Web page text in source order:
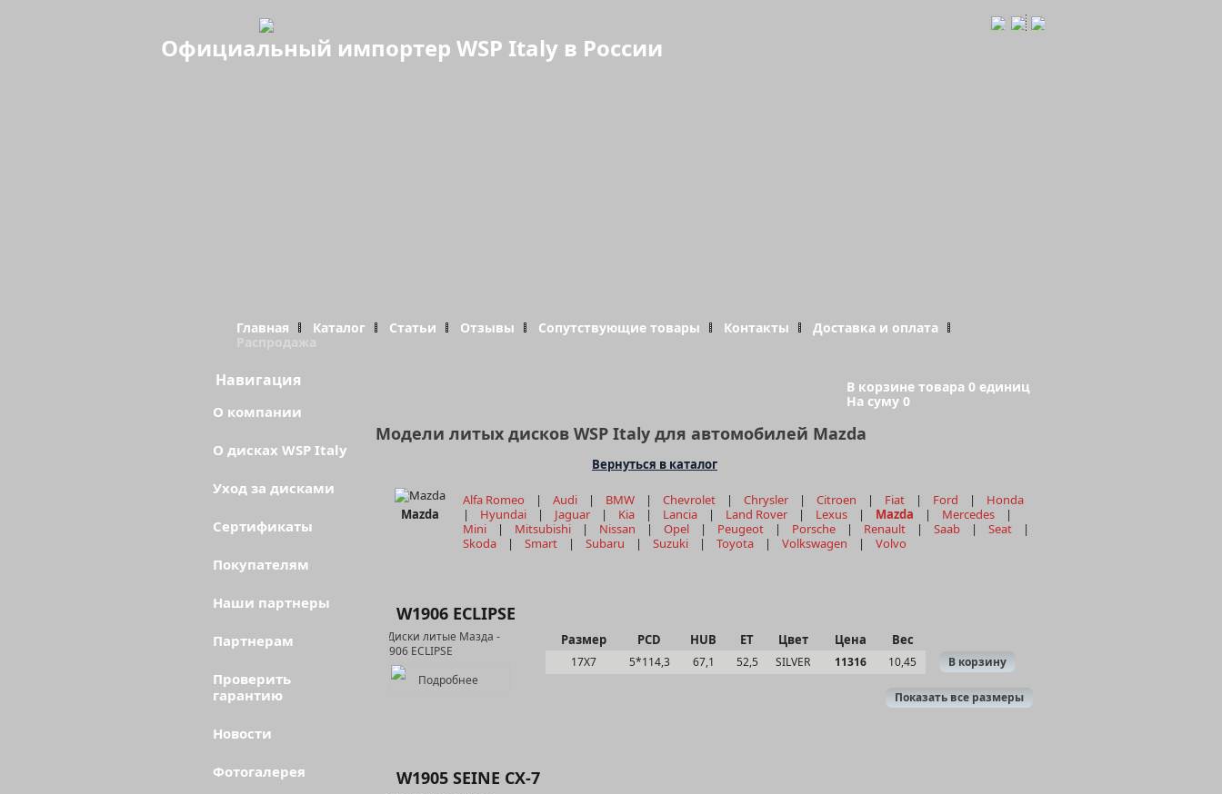
Официальный импортер WSP Italy в России
Главная Каталог Статьи Отзывы Сопутствующие товары Контакты
Доставка и оплата
В корзине товара 0 единиц
На суму 0
Модели литых дисков WSP Italy для автомобилей Mazda
Вернуться в каталог
Mazda
Alfa Romeo | Audi | BMW | Chevrolet | Chrysler | Citroen | Fiat | Ford | Honda
| Hyundai | Jaguar | Kia | Lancia | Land Rover | Lexus | Mazda | Mercedes |
Mini | Mitsubishi | Nissan | Opel | Peugeot | Porsche | Renault | Saab | Seat |
Skoda | Smart | Subaru | Suzuki | Toyota | Volkswagen | Volvo
W1906 ECLIPSE
Подробнее
Размер PCD HUB ET Цвет Цена Вес
17Х7 5*114,3 67,1 52,5 SILVER 11316 10,45 В корзину
Показать все размеры
W1905 SEINE CX-7
Навигация
О компании
О дисках WSP Italy
Уход за дисками
Сертификаты
Покупателям
Наши партнеры
Партнерам
Проверить
гарантию
Новости
Фотогалерея